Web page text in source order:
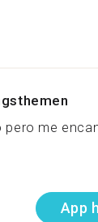
pero me
App